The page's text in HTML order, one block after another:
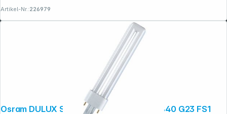
Artikel-Nr.:226979
Osram DULUX S Energiesparlampe 11W/840 G23 FS1